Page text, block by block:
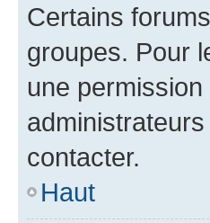
Certains
groupes. Pour
une
contacter.
Haut